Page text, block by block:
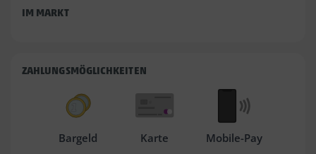
IM MARKT
ZAHLUNGSMÖGLICHKEITEN
Bargeld Karte Mobile-Pay